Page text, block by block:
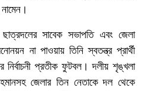
ছাত্রদলের সাবেক সভাপতি এবং জেলা
না পাওয়ায় তিনি স্বতন্ত্র প্রার্থী
নির্বাচনী প্রতীক ফুটবল। দলীয় শৃঙ্খলা
জেলার তিন নেতাকে দল থেকে